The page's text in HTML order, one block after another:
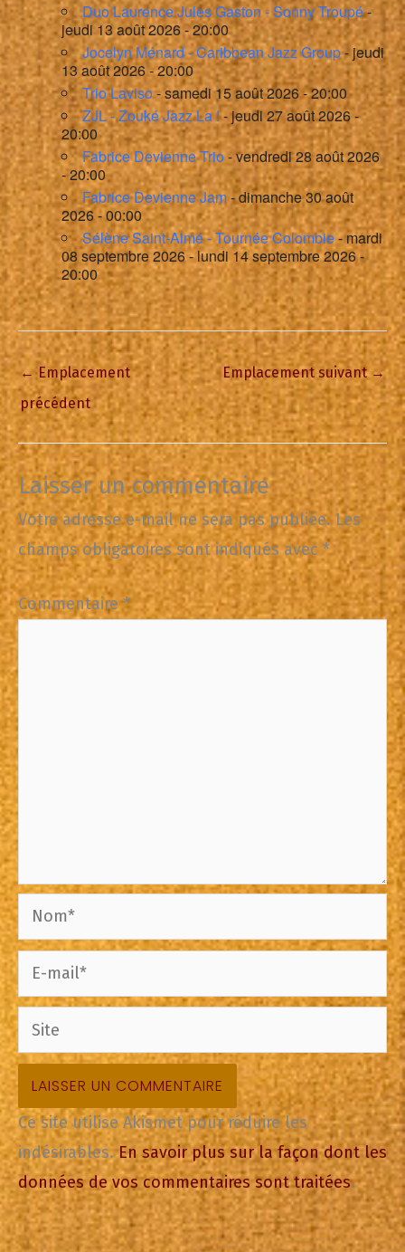
Duo Laurence Jules Gaston - Sonny Troupé-
jeudi 13 août 2026 - 20:00
Jocelyn Ménard - Caribbean Jazz Group- jeudi
13 août 2026 - 20:00
Trio Laviso- samedi 15 août 2026 - 20:00
ZJL - Zouké Jazz La !- jeudi 27 août 2026 -
20:00
Fabrice Devienne Trio- vendredi 28 août 2026
- 20:00
Fabrice Devienne Jam- dimanche 30 août
2026 - 00:00
Sélène Saint-Aimé - Tournée Colombie- mardi
08 septembre 2026 - lundi 14 septembre 2026 -
20:00
←Emplacement
précédent
Emplacement suivant →
Laisser un commentaire
Votre adresse e-mail ne sera pas publiée. Les
champs obligatoires sont indiqués avec *
Commentaire*
Nom*
mail*
Site
Ce site utilise Akismet pour réduire les
indésirables.En savoir plus sur la façon dont les
données de vos commentaires sont traitées.